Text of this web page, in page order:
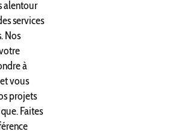
alentour
services
Nos
à
vous
projets
Faites